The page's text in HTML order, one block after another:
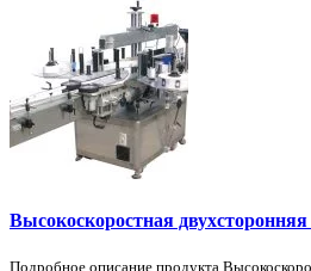
Высокоскоростная
Подробное описание продукта